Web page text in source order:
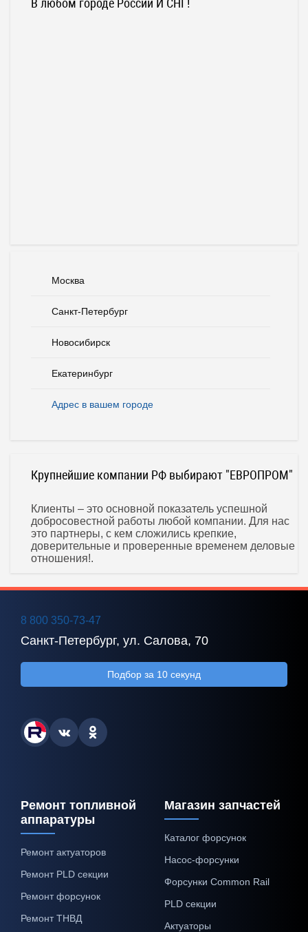
Москва
Санкт-Петербург
Новосибирск
Екатеринбург
Адрес в вашем городе
Крупнейшие компании РФ выбирают "ЕВРОПРОМ"
Клиенты – это основной показатель успешной
добросовестной работы любой компании. Для нас
это партнеры, с кем сложились крепкие,
доверительные и проверенные временем деловые
отношения!.
8 800 350-73-47
Санкт-Петербург, ул. Салова, 70
Подбор за 10 секунд
Ремонт топливной
аппаратуры
Ремонт актуаторов
Ремонт PLD секции
Ремонт форсунок
Ремонт ТНВД
Магазин запчастей
Каталог форсунок
Насос-форсунки
Форсунки Common Rail
PLD секции
Актуаторы